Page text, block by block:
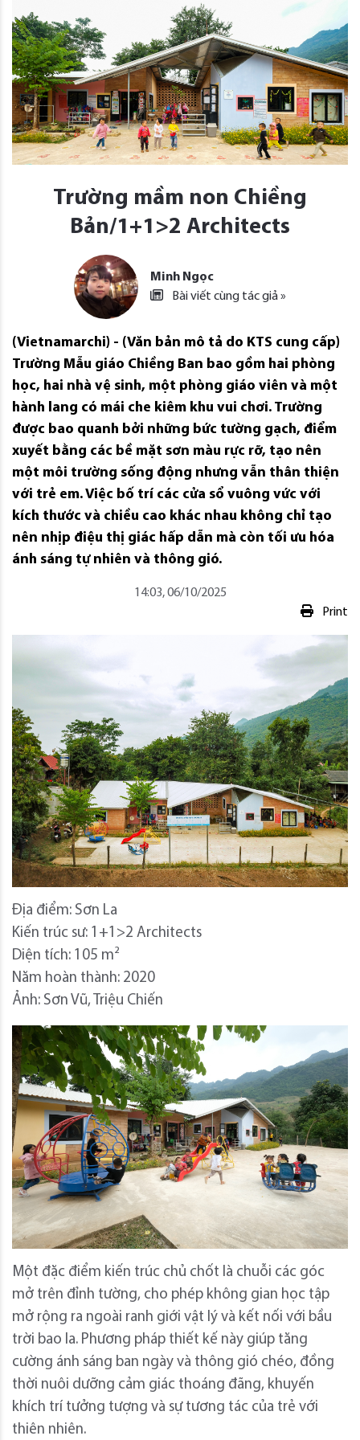
Trường mầm non Chiềng
Bản/1+1>2 Architects
Minh Ngọc
Bài viết cùng tác giả »
(Vietnamarchi) - (Văn bản mô tả do KTS cung cấp)
Trường Mẫu giáo Chiềng Ban bao gồm hai phòng
học, hai nhà vệ sinh, một phòng giáo viên và một
hành lang có mái che kiêm khu vui chơi. Trường
được bao quanh bởi những bức tường gạch, điểm
xuyết bằng các bề mặt sơn màu rực rỡ, tạo nên
một môi trường sống động nhưng vẫn thân thiện
với trẻ em. Việc bố trí các cửa sổ vuông vức với
kích thước và chiều cao khác nhau không chỉ tạo
nên nhịp điệu thị giác hấp dẫn mà còn tối ưu hóa
ánh sáng tự nhiên và thông gió.
14:03, 06/10/2025
Print
Địa điểm: Sơn La
Kiến trúc sư: 1+1>2 Architects
Diện tích: 105 m²
Năm hoàn thành: 2020
Ảnh: Sơn Vũ, Triệu Chiến
Một đặc điểm kiến ​​trúc chủ chốt là chuỗi các góc
mở trên đỉnh tường, cho phép không gian học tập
mở rộng ra ngoài ranh giới vật lý và kết nối với bầu
trời bao la. Phương pháp thiết kế này giúp tăng
cường ánh sáng ban ngày và thông gió chéo, đồng
thời nuôi dưỡng cảm giác thoáng đãng, khuyến
khích trí tưởng tượng và sự tương tác của trẻ với
thiên nhiên.